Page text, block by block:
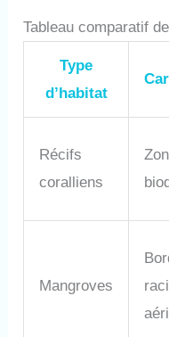
Tableau comparatif
Type
d’habitat
Récifs
coralliens
Mangroves